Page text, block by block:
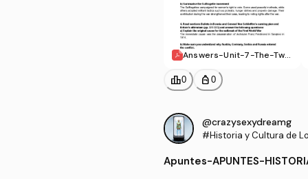
Answers-Unit-7-The-Twe
-and-Ireland.pdf
leaderboard0 personal_bag 0
@crazysexydreamg
#Historia y Cultura de
Apuntes-APUNTES-